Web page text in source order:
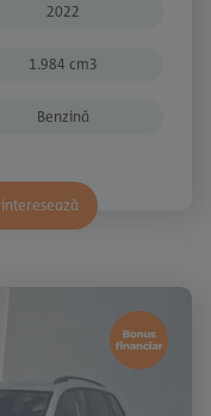
2022
1.984 cm3
Benzină